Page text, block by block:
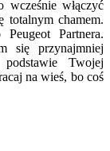
wcześnie włączyć
totalnym chamem.
Partnera.
się przynajmniej
Twojej
na wieś, bo coś